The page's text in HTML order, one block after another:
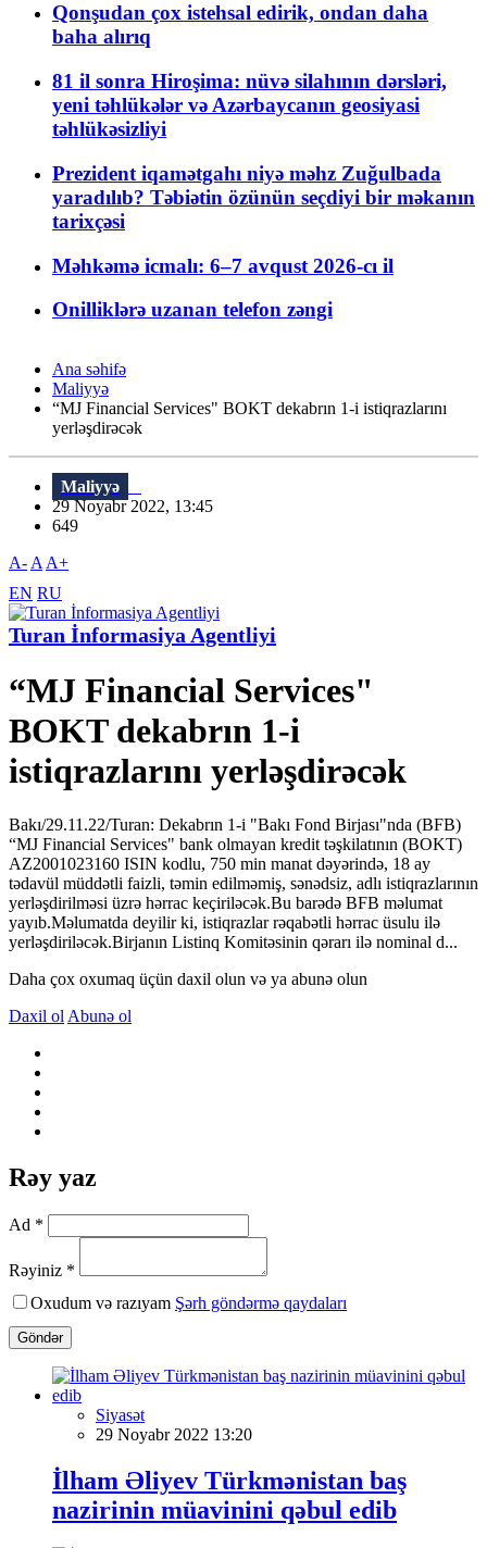
Qonşudan çox istehsal edirik, ondan daha
baha alırıq
81 il sonra Hiroşima: nüvə silahının dərsləri,
yeni təhlükələr və Azərbaycanın geosiyasi
təhlükəsizliyi
Prezident iqamətgahı niyə məhz Zuğulbada
yaradılıb? Təbiətin özünün seçdiyi bir məkanın
tarixçəsi
Məhkəmə icmalı: 6–7 avqust 2026-cı il
Onilliklərə uzanan telefon zəngi
Ana səhifə
Maliyyə
“MJ Financial Services" BOKT dekabrın 1-i istiqrazlarını
yerləşdirəcək
Maliyyə
29 Noyabr 2022, 13:45
649
A- A A+
EN RU
Turan İnformasiya Agentliyi
“MJ Financial Services"
BOKT dekabrın 1-i
istiqrazlarını yerləşdirəcək
Bakı/29.11.22/Turan: Dekabrın 1-i "Bakı Fond Birjası"nda (BFB)
“MJ Financial Services" bank olmayan kredit təşkilatının (BOKT)
AZ2001023160 ISIN kodlu, 750 min manat dəyərində, 18 ay
tədavül müddətli faizli, təmin edilməmiş, sənədsiz, adlı istiqrazlarının
yerləşdirilməsi üzrə hərrac keçiriləcək.Bu barədə BFB məlumat
yayıb.Məlumatda deyilir ki, istiqrazlar rəqabətli hərrac üsulu ilə
yerləşdiriləcək.Birjanın Listinq Komitəsinin qərarı ilə nominal d...
Daha çox oxumaq üçün daxil olun və ya abunə olun
Daxil ol Abunə ol
Rəy yaz
Ad *
Rəyiniz *
Oxudum və razıyam Şərh göndərmə qaydaları
Göndər
Siyasət
29 Noyabr 2022 13:20
İlham Əliyev Türkmənistan baş
nazirinin müavinini qəbul edib